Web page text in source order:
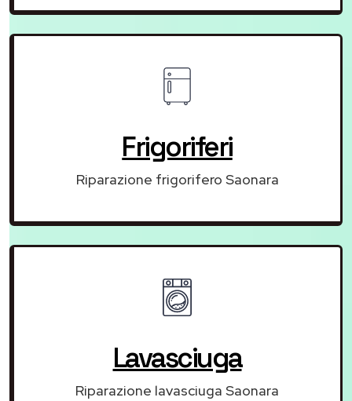
Frigoriferi
Riparazione frigorifero Saonara
Lavasciuga
Riparazione lavasciuga Saonara